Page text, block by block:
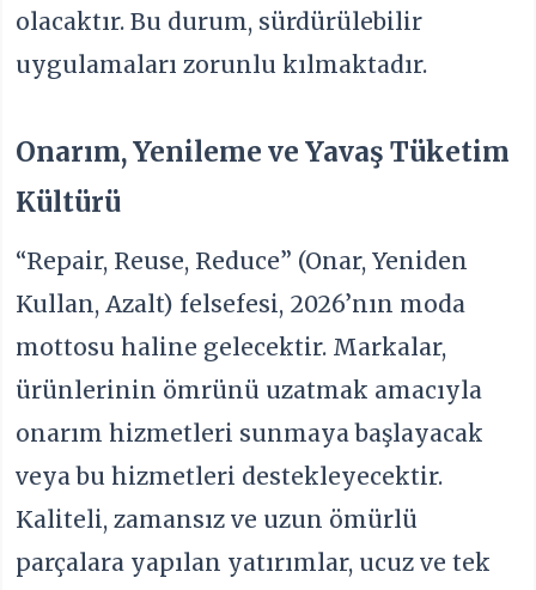
olacaktır. Bu durum, sürdürülebilir
uygulamaları zorunlu kılmaktadır.
Onarım, Yenileme ve Yavaş Tüketim
Kültürü
“Repair, Reuse, Reduce” (Onar, Yeniden
Kullan, Azalt) felsefesi, 2026’nın moda
mottosu haline gelecektir. Markalar,
ürünlerinin ömrünü uzatmak amacıyla
onarım hizmetleri sunmaya başlayacak
veya bu hizmetleri destekleyecektir.
Kaliteli, zamansız ve uzun ömürlü
parçalara yapılan yatırımlar, ucuz ve tek